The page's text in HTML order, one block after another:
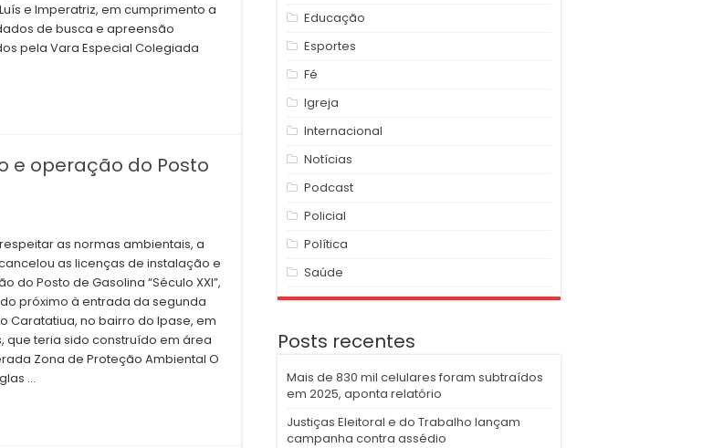
e Imperatriz, em cumprimento a
de busca e apreensão
pela Vara Especial Colegiada
e operação do Posto
as normas ambientais, a
as licenças de instalação e
do Posto de Gasolina “Século XXI”,
próximo à entrada da segunda
Caratatiua, no bairro do Ipase, em
que teria sido construído em área
Zona de Proteção Ambiental O
…
Educação
Esportes
Fé
Igreja
Internacional
Notícias
Podcast
Policial
Política
Saúde
Posts recentes
Mais de 830 mil celulares foram subtraídos
em 2025, aponta relatório
Justiças Eleitoral e do Trabalho lançam
campanha contra assédio